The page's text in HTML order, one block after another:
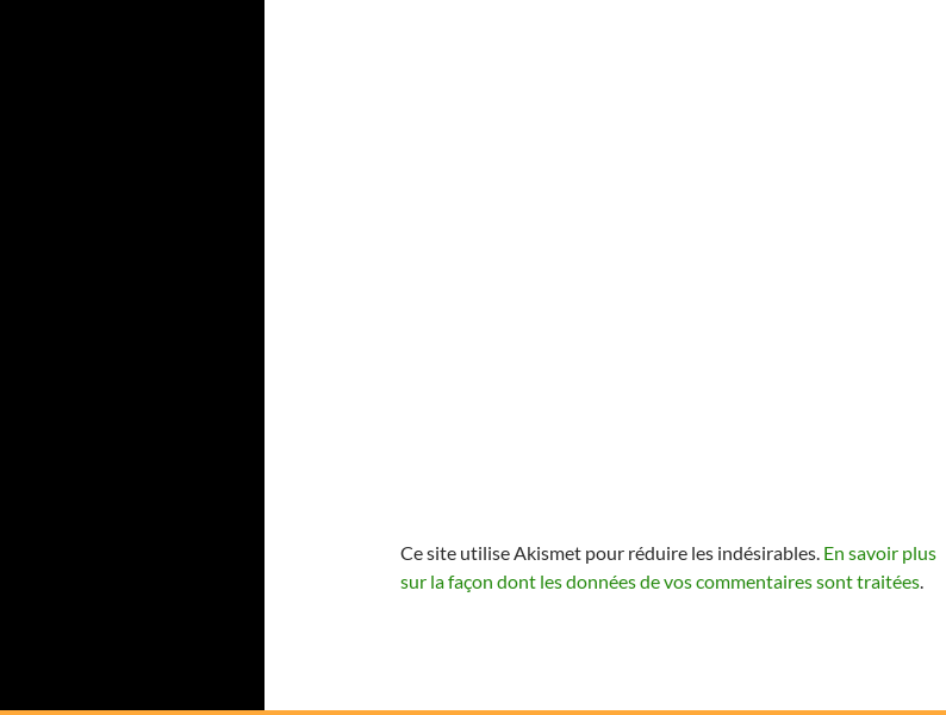
Ce site utilise Akismet pour réduire les indésirables. En savoir plus
sur la façon dont les données de vos commentaires sont traitées.